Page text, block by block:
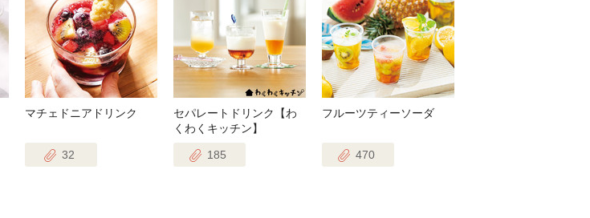
マチェドニアドリンク
32
セパレートドリンク【わ
くわくキッチン】
185
フルーツティーソーダ
470